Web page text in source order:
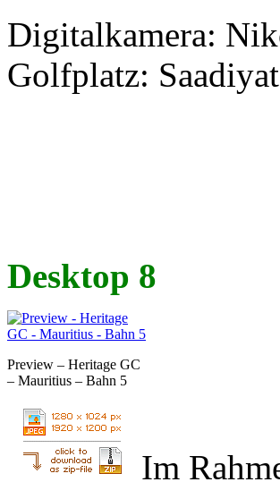
Digitalkamera:
Golfplatz:
Desktop 8
Preview – Heritage GC
– Mauritius – Bahn 5
Im